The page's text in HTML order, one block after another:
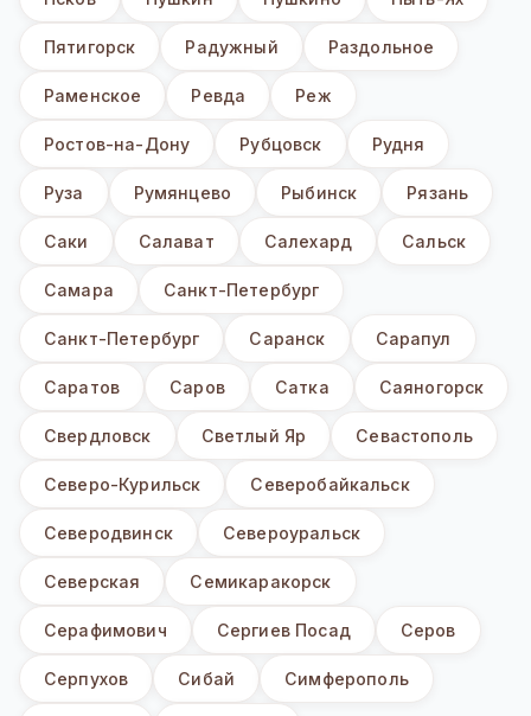
Пятигорск Радужный Раздольное
Раменское Ревда Реж
Ростов-на-Дону Рубцовск Рудня
Руза Румянцево Рыбинск Рязань
Саки Салават Салехард Сальск
Самара Санкт-Петербург
Санкт-Петербург Саранск Сарапул
Саратов Саров Сатка Саяногорск
Свердловск Светлый Яр Севастополь
Северо-Курильск Северобайкальск
Северодвинск Североуральск
Северская Семикаракорск
Серафимович Сергиев Посад Серов
Серпухов Сибай Симферополь